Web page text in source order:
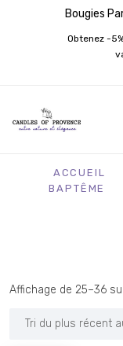
Bougies
Obtenez -
ACCUEIL
BAPTÊME
Affichage de 25–36